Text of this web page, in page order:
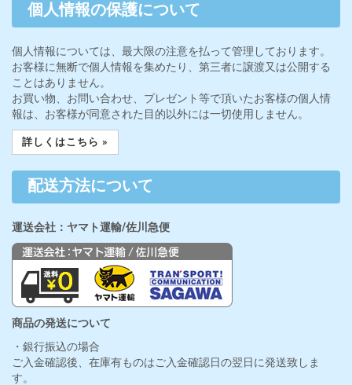
個人情報の保護について
個人情報については、最大限の注意を払って管理しております。
お客様に無断で個人情報を集めたり、第三者に譲渡又は公開する
ことはありません。
お買い物、お問い合わせ、プレゼント等で頂いたお客様の個人情
報は、お客様が同意された目的以外には一切使用しません。
詳しくはこちら »
配送方法について
運送会社：ヤマト運輸/佐川急便
商品の発送について
・銀行振込の場合
ご入金確認後、在庫有ものはご入金確認日の翌日に発送致しま
す。